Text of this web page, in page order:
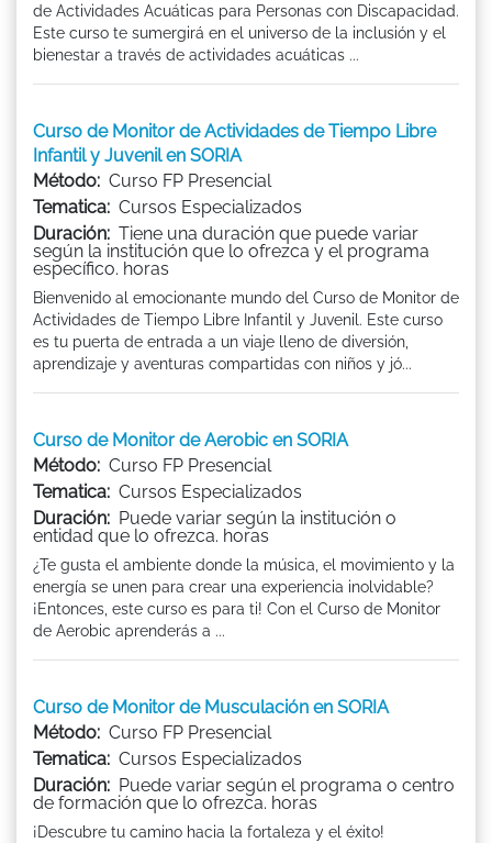
de Actividades Acuáticas para Personas con Discapacidad.
Este curso te sumergirá en el universo de la inclusión y el
bienestar a través de actividades acuáticas ...
Curso de Monitor de Actividades de Tiempo Libre
Infantil y Juvenil en SORIA
Método: Curso FP Presencial
Tematica: Cursos Especializados
Duración: Tiene una duración que puede variar
según la institución que lo ofrezca y el programa
específico. horas
Bienvenido al emocionante mundo del Curso de Monitor de
Actividades de Tiempo Libre Infantil y Juvenil. Este curso
es tu puerta de entrada a un viaje lleno de diversión,
aprendizaje y aventuras compartidas con niños y jó...
Curso de Monitor de Aerobic en SORIA
Método: Curso FP Presencial
Tematica: Cursos Especializados
Duración: Puede variar según la institución o
entidad que lo ofrezca. horas
¿Te gusta el ambiente donde la música, el movimiento y la
energía se unen para crear una experiencia inolvidable?
¡Entonces, este curso es para ti! Con el Curso de Monitor
de Aerobic aprenderás a ...
Curso de Monitor de Musculación en SORIA
Método: Curso FP Presencial
Tematica: Cursos Especializados
Duración: Puede variar según el programa o centro
de formación que lo ofrezca. horas
¡Descubre tu camino hacia la fortaleza y el éxito!